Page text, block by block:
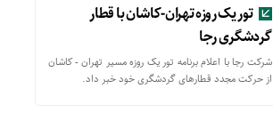
تور یک روزه تهران-کاشان با قطار
گردشگری رجا
شرکت رجا با اعلام برنامه تور یک روزه مسیر تهران - کاشان
از حركت مجدد قطارهای گردشگری خود خبر داد.